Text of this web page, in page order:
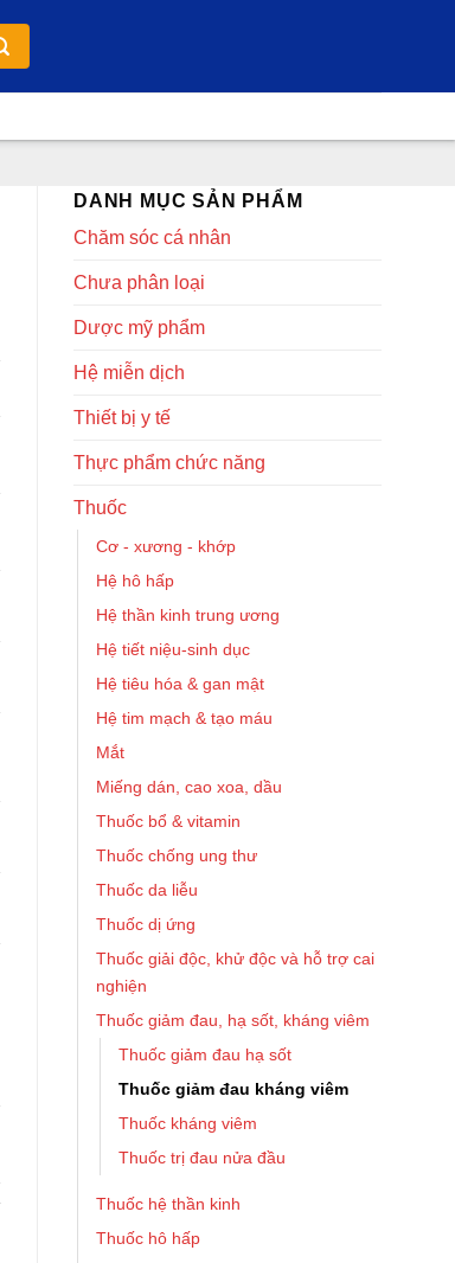
DANH MỤC SẢN PHẨM
Chăm sóc cá nhân
Chưa phân loại
Dược mỹ phẩm
Hệ miễn dịch
Thiết bị y tế
Thực phẩm chức năng
Thuốc
Cơ - xương - khớp
Hệ hô hấp
Hệ thần kinh trung ương
Hệ tiết niệu-sinh dục
Hệ tiêu hóa & gan mật
Hệ tim mạch & tạo máu
Mắt
Miếng dán, cao xoa, dầu
Thuốc bổ & vitamin
Thuốc chống ung thư
Thuốc da liễu
Thuốc dị ứng
Thuốc giải độc, khử độc và hỗ trợ cai
nghiện
Thuốc giảm đau, hạ sốt, kháng viêm
Thuốc giảm đau hạ sốt
Thuốc giảm đau kháng viêm
Thuốc kháng viêm
Thuốc trị đau nửa đầu
Thuốc hệ thần kinh
Thuốc hô hấp